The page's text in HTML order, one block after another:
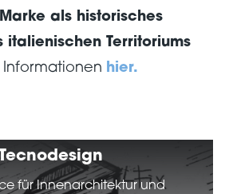
als historisches
italienischen Territoriums
Informationen hier.
für Innenarchitektur und